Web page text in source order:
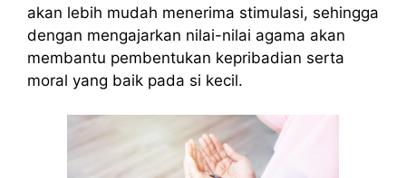
akan lebih mudah menerima stimulasi, sehingga
dengan mengajarkan nilai-nilai agama akan
membantu pembentukan kepribadian serta
moral yang baik pada si kecil.